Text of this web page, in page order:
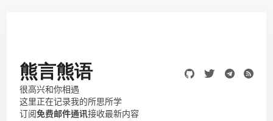
熊言熊语
很高兴和你相遇
这里正在记录我的所思所学
订阅免费邮件通讯接收最新内容